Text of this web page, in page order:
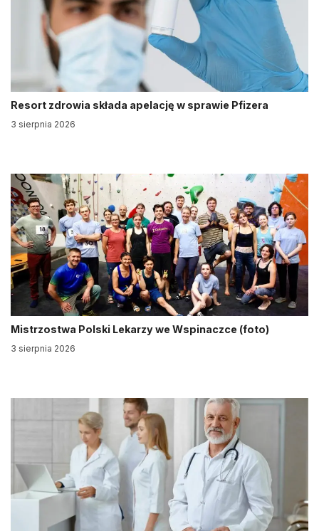
Resort zdrowia składa apelację w sprawie Pfizera
3 sierpnia 2026
Mistrzostwa Polski Lekarzy we Wspinaczce (foto)
3 sierpnia 2026